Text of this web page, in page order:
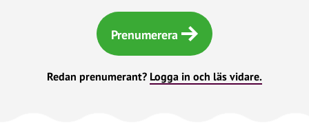
Prenumerera
Redan prenumerant? Logga in och läs vidare.